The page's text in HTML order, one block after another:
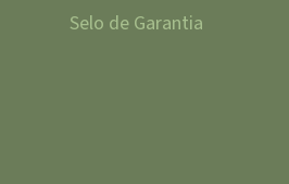
Selo de Garantia